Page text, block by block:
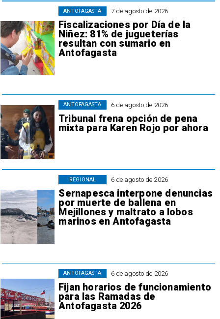
7 de agosto de 2026
Fiscalizaciones por Día de la
Niñez: 81% de jugueterías
resultan con sumario en
Antofagasta
ANTOFAGASTA
6 de agosto de 2026
Tribunal frena opción de pena
mixta para Karen Rojo por ahora
ANTOFAGASTA
6 de agosto de 2026
Sernapesca interpone denuncias
por muerte de ballena en
Mejillones y maltrato a lobos
marinos en Antofagasta
REGIONAL
6 de agosto de 2026
Fijan horarios de funcionamiento
para las Ramadas de
Antofagasta 2026
ANTOFAGASTA